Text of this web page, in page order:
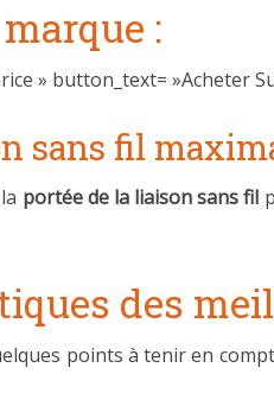
:
» button_text= »Acheter
sans fil
portée de la liaison sans fil
des
points à tenir en